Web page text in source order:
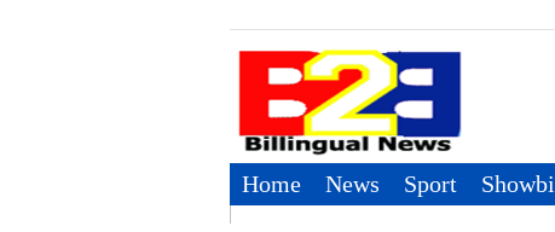
Home News Sport